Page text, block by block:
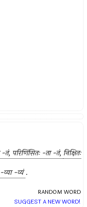
-तं, परिणिंसितः -ता -तं, निक्षितः
व्या -व्यं .
RANDOM WORD
SUGGEST A NEW WORD!